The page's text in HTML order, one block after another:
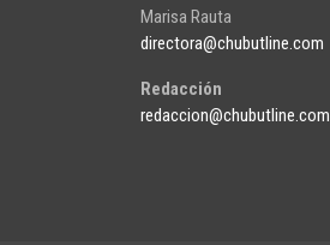
Marisa Rauta
directora@chubutline.com
Redacción
redaccion@chubutline.com